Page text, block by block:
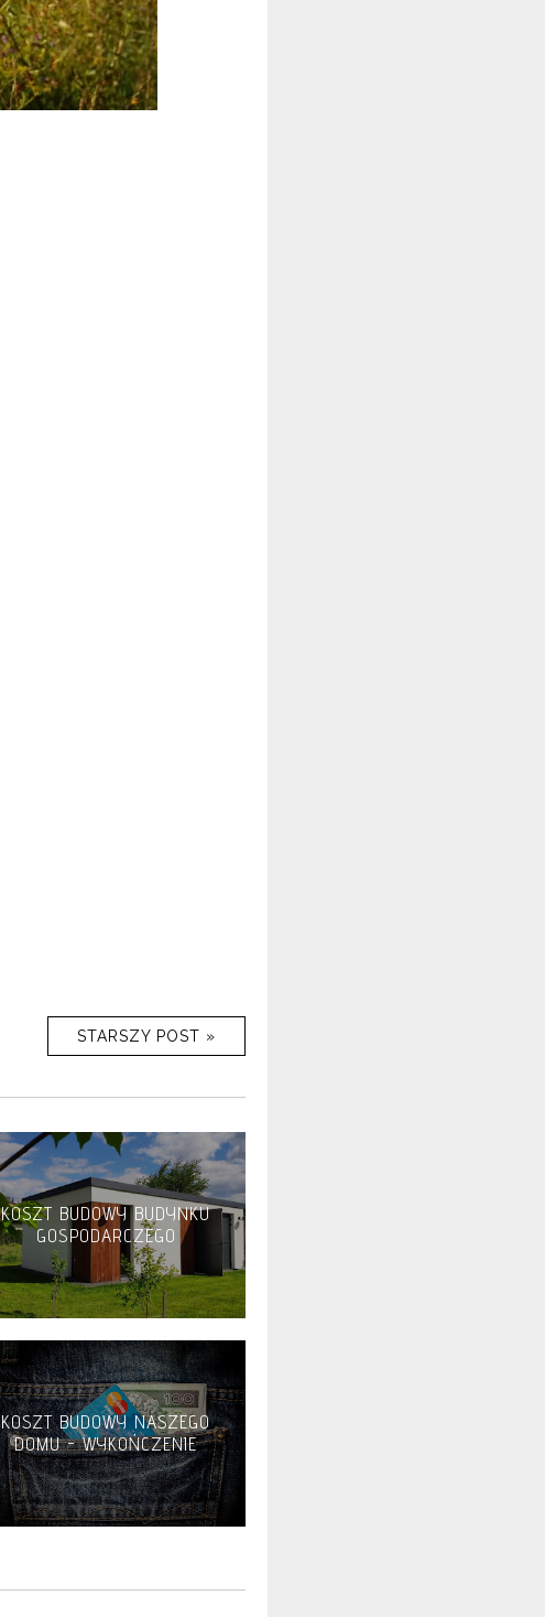
STARSZY POST »
KOSZT BUDOWY BUDYNKU
GOSPODARCZEGO
KOSZT BUDOWY NASZEGO
DOMU - WYKOŃCZENIE